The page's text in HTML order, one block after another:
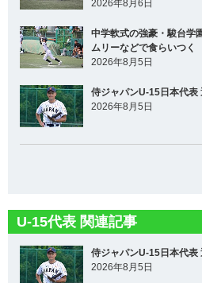
2026年8月6日
中学軟式の強豪・駿台学
ムリーなどで食らいつく
2026年8月5日
侍ジャパンU-15日本代表
2026年8月5日
U-15代表 関連記事
侍ジャパンU-15日本代表
2026年8月5日